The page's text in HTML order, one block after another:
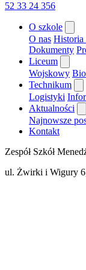
52 33 24 356
O szkole
O nas Historia
Dokumenty
Liceum
Wojskowy
Technikum
Logistyki
Aktualności
Najnowsze
Kontakt
Zespół Szkół
ul. Żwirki i Wigury